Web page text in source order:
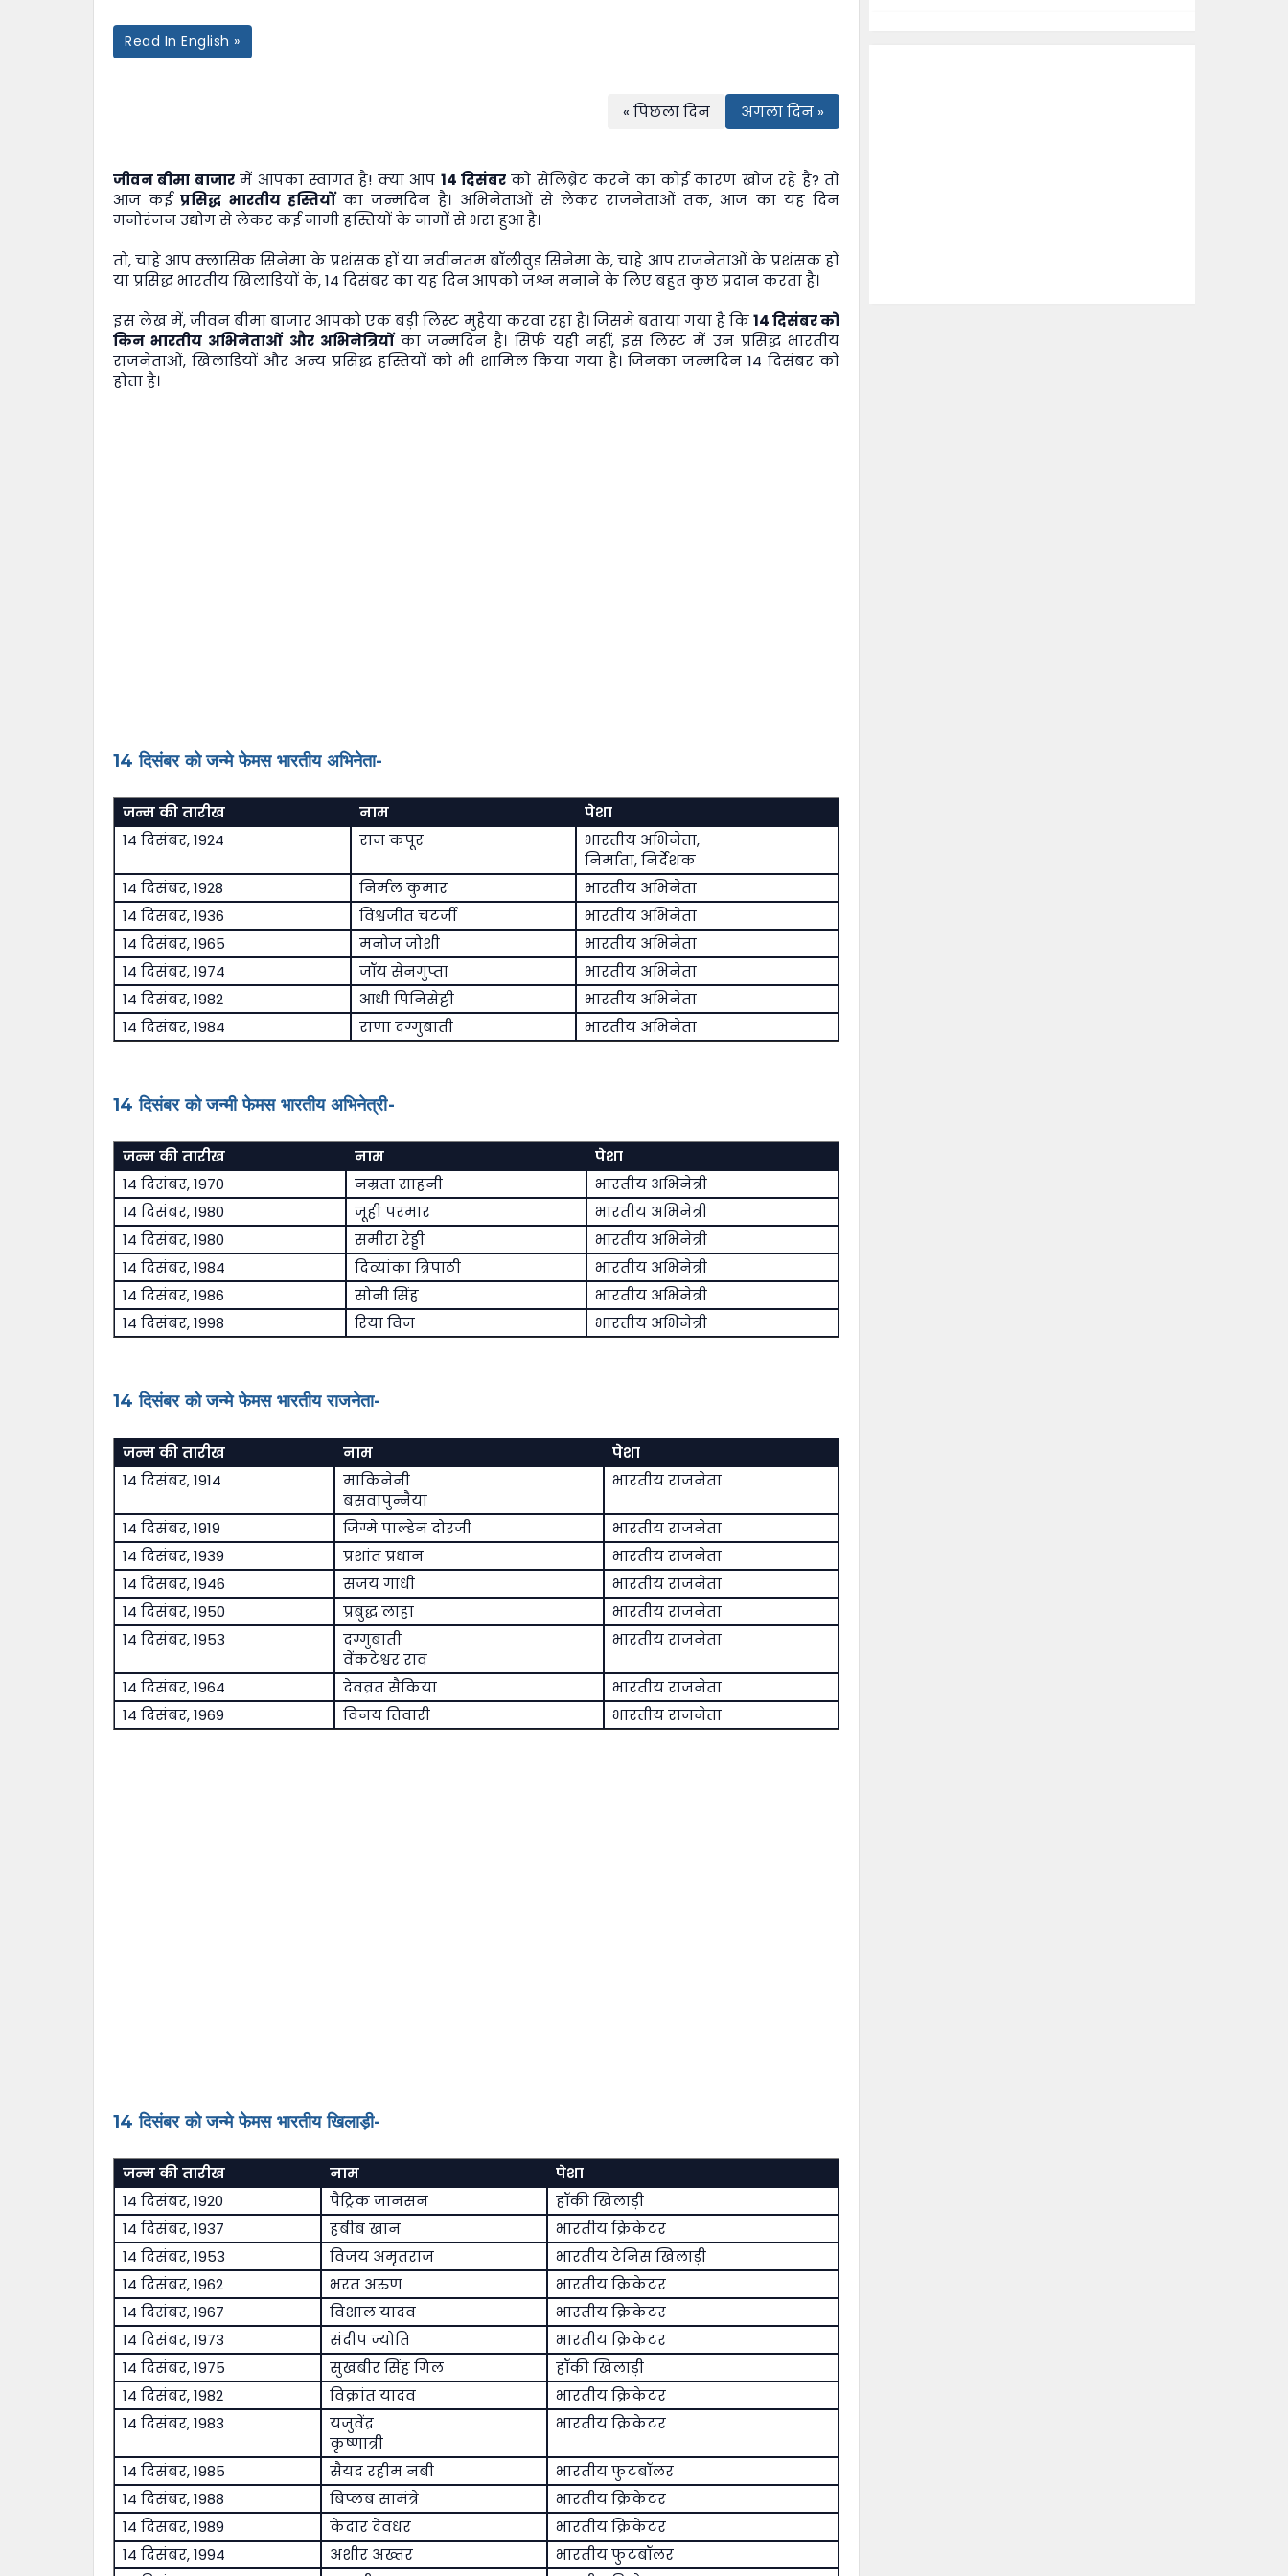
Read In English »
« पिछला दिन अगला दिन »
जीवन बीमा बाजारमें आपका स्वागत है! क्या आप 14 दिसंबर को सेलिब्रेट करने का कोई कारण खोज रहे है? तो
आज कईप्रसिद्ध भारतीय हस्तियोंका जन्मदिन है। अभिनेताओं से लेकर राजनेताओं तक, आज का यह दिन
मनोरंजन उद्योग से लेकर कई नामी हस्तियों के नामों से भरा हुआ है।
तो, चाहे आप क्लासिक सिनेमा के प्रशंसक हों या नवीनतम बॉलीवुड सिनेमा के, चाहे आप राजनेताओं के प्रशंसक हों
या प्रसिद्ध भारतीय खिलाडियों के, 14 दिसंबर का यह दिन आपको जश्न मनाने के लिए बहुत कुछ प्रदान करता है।
इस लेख में,जीवन बीमा बाजारआपको एक बड़ी लिस्ट मुहैया करवा रहा है। जिसमे बताया गया है कि14 दिसंबर को
किन भारतीय अभिनेताओं और अभिनेत्रियोंका जन्मदिन है। सिर्फ यही नहीं, इस लिस्ट में उन प्रसिद्ध भारतीय
राजनेताओं, खिलाडियों और अन्य प्रसिद्ध हस्तियों को भी शामिल किया गया है। जिनका जन्मदिन 14 दिसंबर को
होता है।
14 दिसंबर को जन्मे फेमस भारतीय अभिनेता-
जन्म की तारीख नाम
पेशा
14 दिसंबर, 1924
राज कपूर
भारतीय अभिनेता,
निर्माता, निर्देशक
14 दिसंबर, 1928
निर्मल कुमार
भारतीय अभिनेता
14 दिसंबर, 1936
विश्वजीत चटर्जी
भारतीय अभिनेता
14 दिसंबर, 1965
मनोज जोशी
भारतीय अभिनेता
14 दिसंबर, 1974
जॉय सेनगुप्ता
भारतीय अभिनेता
14 दिसंबर, 1982
आधी पिनिसेट्टी
भारतीय अभिनेता
14 दिसंबर, 1984
राणा दग्गुबाती भारतीय अभिनेता
14 दिसंबर को जन्मी फेमस भारतीय अभिनेत्री-
जन्म की तारीख नाम
पेशा
14 दिसंबर, 1970
नम्रता साहनी
भारतीय अभिनेत्री
14 दिसंबर, 1980
जूही परमार
भारतीय अभिनेत्री
14 दिसंबर, 1980
समीरा रेड्डी
भारतीय अभिनेत्री
14 दिसंबर, 1984
दिव्यांका त्रिपाठी
भारतीय अभिनेत्री
14 दिसंबर, 1986
सोनी सिंह
भारतीय अभिनेत्री
14 दिसंबर, 1998
रिया विज भारतीय अभिनेत्री
14 दिसंबर को जन्मे फेमस भारतीय राजनेता-
जन्म की तारीख नाम
पेशा
14 दिसंबर, 1914
माकिनेनी
बसवापुन्नैया
भारतीय राजनेता
14 दिसंबर, 1919 जिग्मे पाल्डेन दोरजी
भारतीय राजनेता
14 दिसंबर, 1939
प्रशांत प्रधान
भारतीय राजनेता
14 दिसंबर, 1946
संजय गांधी
भारतीय राजनेता
14 दिसंबर, 1950
प्रबुद्ध लाहा
भारतीय राजनेता
14 दिसंबर, 1953
दग्गुबाती
वेंकटेश्वर राव
भारतीय राजनेता
14 दिसंबर, 1964 देवव्रत सैकिया
भारतीय राजनेता
14 दिसंबर, 1969
विनय तिवारी भारतीय राजनेता
14 दिसंबर को जन्मे फेमस भारतीय खिलाड़ी-
जन्म की तारीख नाम
पेशा
14 दिसंबर, 1920
पैट्रिक जानसन
हॉकी खिलाड़ी
14 दिसंबर, 1937
हबीब खान
भारतीय क्रिकेटर
14 दिसंबर, 1953
विजय अमृतराज
भारतीय टेनिस खिलाड़ी
14 दिसंबर, 1962
भरत अरुण
भारतीय क्रिकेटर
14 दिसंबर, 1967
विशाल यादव
भारतीय क्रिकेटर
14 दिसंबर, 1973
संदीप ज्योति
भारतीय क्रिकेटर
14 दिसंबर, 1975
सुखबीर सिंह गिल
हॉकी खिलाड़ी
14 दिसंबर, 1982
विक्रांत यादव
भारतीय क्रिकेटर
14 दिसंबर, 1983
यजुवेंद्र
कृष्णात्री
भारतीय क्रिकेटर
14 दिसंबर, 1985 सैयद रहीम नबी
भारतीय फुटबॉलर
14 दिसंबर, 1988
बिप्लब सामंत्रे
भारतीय क्रिकेटर
14 दिसंबर, 1989
केदार देवधर
भारतीय क्रिकेटर
14 दिसंबर, 1994
अशीर अख्तर
भारतीय फुटबॉलर